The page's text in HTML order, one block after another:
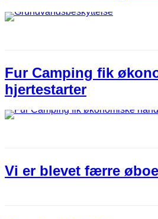
Fur Camping fik
hjertestarter
Vi er blevet færre